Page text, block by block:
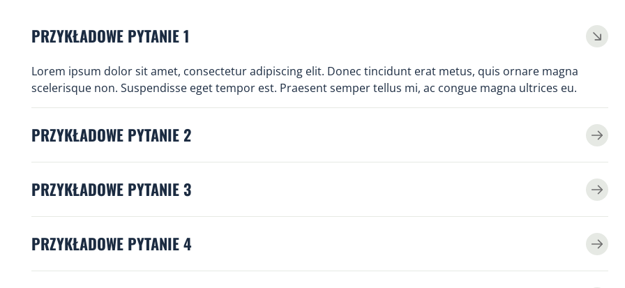
PRZYKŁADOWE PYTANIE 1
Lorem ipsum dolor sit amet, consectetur adipiscing elit. Donec tincidunt erat metus, quis ornare magna
scelerisque non. Suspendisse eget tempor est. Praesent semper tellus mi, ac congue magna ultrices eu.
PRZYKŁADOWE PYTANIE 2
PRZYKŁADOWE PYTANIE 3
PRZYKŁADOWE PYTANIE 4